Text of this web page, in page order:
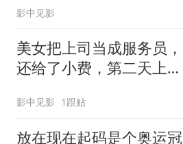
影中见影
美女把上司当成服务员，
还给了小费，第二天上班
影中见影 1跟贴
放在现在起码是个奥运冠